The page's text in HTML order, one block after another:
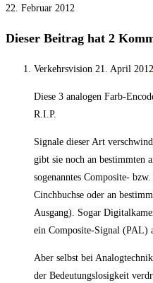
22. Februar 2012
Dieser Beitrag hat 2
Verkehrsvision 21. April 2012
Diese 3 analogen Farb-
R.I.P.
Signale dieser Art
gibt sie noch an bestimmten
sogenanntes Composite-
Cinchbuchse oder an
Ausgang). Sogar
ein Composite-Signal (PAL)
Aber selbst bei
der Bedeutungslosigkeit